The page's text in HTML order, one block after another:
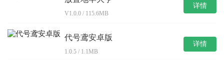
V1.0.0 / 115.6MB
详情
代号鸢安卓版
1.0.5 / 1.1MB
详情